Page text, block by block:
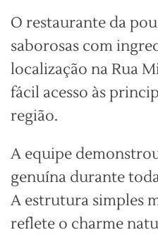
O restaurante da
saborosas com
localização na Rua
fácil acesso às
região.
A equipe
genuína durante
A estrutura simples
reflete o charme